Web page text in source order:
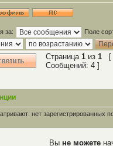
за: Поле
Страница 1 из 1 [
Сообщений: 4 ]
нет зарегистрированных
Вы не можете